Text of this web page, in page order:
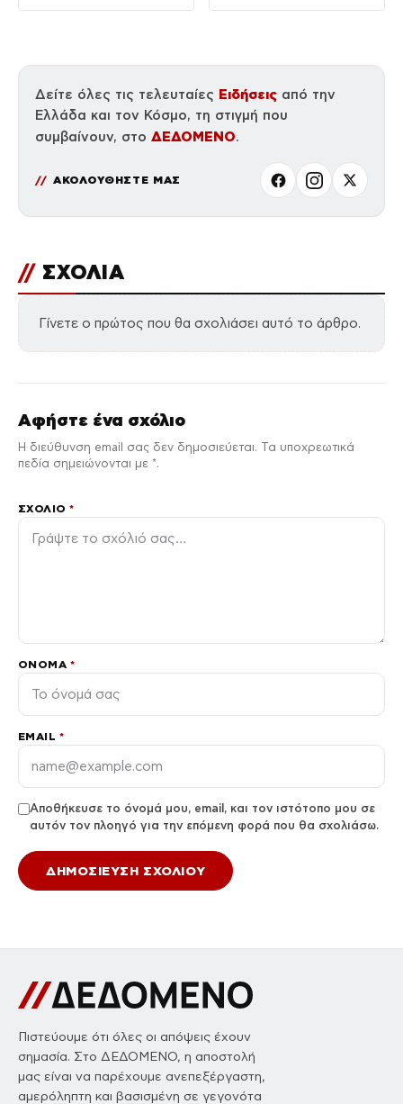
Δείτε όλες τις τελευταίες Ειδήσεις από την
Ελλάδα και τον Κόσμο, τη στιγμή που
συμβαίνουν, στο ΔΕΔΟΜΕΝΟ.
ΑΚΟΛΟΥΘΗΣΤΕ ΜΑΣ
// ΣΧΟΛΙΑ
Γίνετε ο πρώτος που θα σχολιάσει αυτό το άρθρο.
Αφήστε ένα σχόλιο
Η διεύθυνση email σας δεν δημοσιεύεται. Τα υποχρεωτικά
πεδία σημειώνονται με *.
ΣΧΌΛΙΟ*
ΌΝΟΜΑ *
EMAIL *
Αποθήκευσε το όνομά μου, email, και τον ιστότοπο μου σε
αυτόν τον πλοηγό για την επόμενη φορά που θα σχολιάσω.
Πιστεύουμε ότι όλες οι απόψεις έχουν
σημασία. Στο ΔΕΔΟΜΕΝΟ, η αποστολή
μας είναι να παρέχουμε ανεπεξέργαστη,
αμερόληπτη και βασισμένη σε γεγονότα